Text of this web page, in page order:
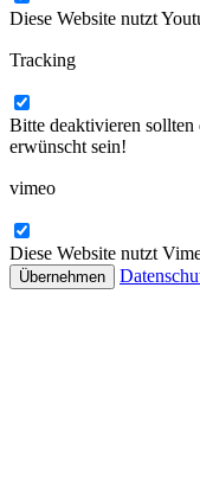
Diese Website nutzt
Tracking
Bitte deaktivieren
erwünscht sein!
vimeo
Diese Website nutzt